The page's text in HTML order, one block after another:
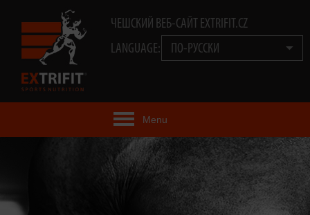
ЧЕШСКИЙ ВЕБ-САЙТ EXTRIFIT.CZ
LANGUAGE:
ПО-РУССКИ
Menu